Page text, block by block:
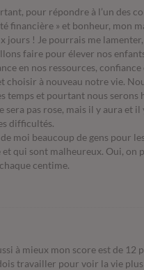
pour répondre à l’un des
financière » et bonheur, mon
jours ! Je pourrais me
faire pour élever nos
en nos ressources,
choisir à nouveau notre vie.
temps et pourtant nous serons
sera pas rose, mais il y aura et il
difficultés.
moi beaucoup de gens pour
et qui sont malheureux. Oui, on
centime.
à mieux mon score est de 12
travailler pour voir la vie